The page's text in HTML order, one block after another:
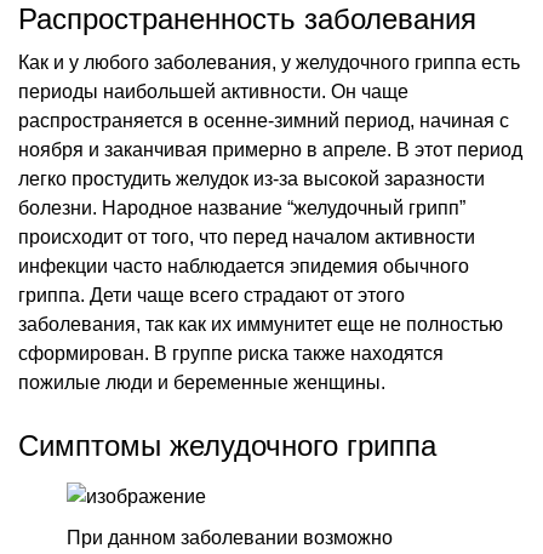
Распространенность заболевания
Как и у любого заболевания, у желудочного гриппа есть
периоды наибольшей активности. Он чаще
распространяется в осенне-зимний период, начиная с
ноября и заканчивая примерно в апреле. В этот период
легко простудить желудок из-за высокой заразности
болезни. Народное название “желудочный грипп”
происходит от того, что перед началом активности
инфекции часто наблюдается эпидемия обычного
гриппа. Дети чаще всего страдают от этого
заболевания, так как их иммунитет еще не полностью
сформирован. В группе риска также находятся
пожилые люди и беременные женщины.
Симптомы желудочного гриппа
При данном заболевании возможно